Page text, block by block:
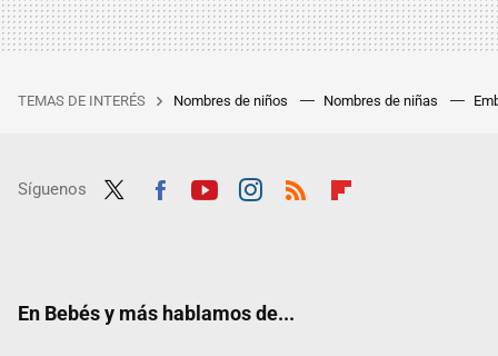
TEMAS DE INTERÉS Nombres de niños Nombres de niñas
Síguenos
En Bebés y más hablamos de...